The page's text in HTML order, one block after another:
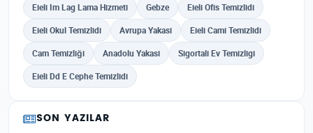
Eieli Im Lag Lama Hizmeti Gebze Eieli Ofis Temizlidi
Eieli Okul Temizlidi Avrupa Yakasi Eieli Cami Temizlidi
Cam Temizliği Anadolu Yakasi Sigortali Ev Temizligi
Eieli Dd E Cephe Temizlidi
SON YAZILAR